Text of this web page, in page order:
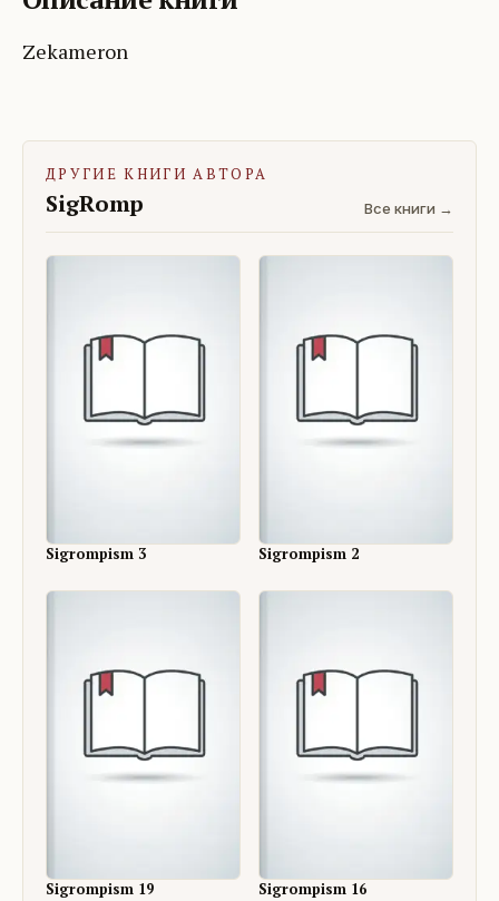
Zekameron
ДРУГИЕ КНИГИ АВТОРА
SigRomp Все книги →
Sigrompism 3 Sigrompism 2
Sigrompism 19 Sigrompism 16